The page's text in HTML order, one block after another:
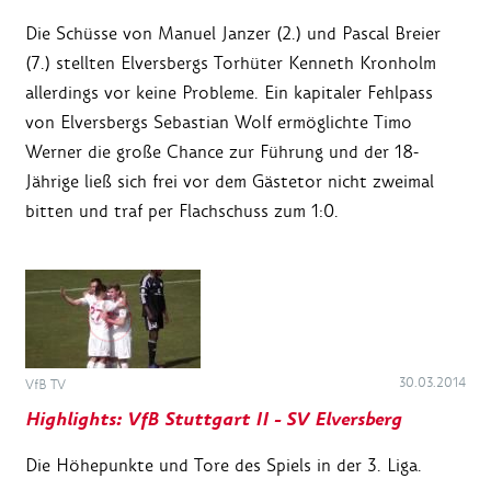
Die Schüsse von Manuel Janzer (2.) und Pascal Breier
(7.) stellten Elversbergs Torhüter Kenneth Kronholm
allerdings vor keine Probleme. Ein kapitaler Fehlpass
von Elversbergs Sebastian Wolf ermöglichte Timo
Werner die große Chance zur Führung und der 18-
Jährige ließ sich frei vor dem Gästetor nicht zweimal
bitten und traf per Flachschuss zum 1:0.
VfB TV 30.03.2014
Highlights: VfB Stuttgart II - SV Elversberg
Die Höhepunkte und Tore des Spiels in der 3. Liga.